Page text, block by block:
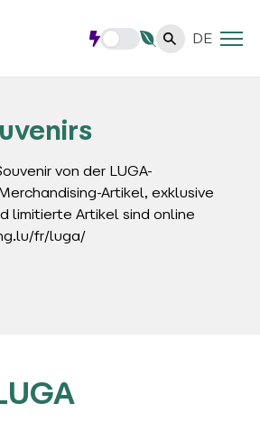
DE
von der LUGA-
Artikel, exklusive
limitierte Artikel sind online
fr/luga/